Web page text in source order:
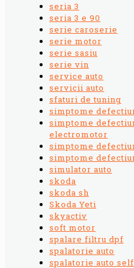
seria 3
seria 3 e 90
serie caroserie
serie motor
serie sasiu
serie vin
service auto
servicii auto
sfaturi de tuning
simptome
simptome
electromotor
simptome
simptome
simulator auto
skoda
skoda sh
Skoda Yeti
skyactiv
soft motor
spalare filtru dpf
spalatorie auto
spalatorie auto